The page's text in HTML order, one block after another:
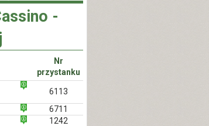
-
Nr
przystanku
6113
6711
1242